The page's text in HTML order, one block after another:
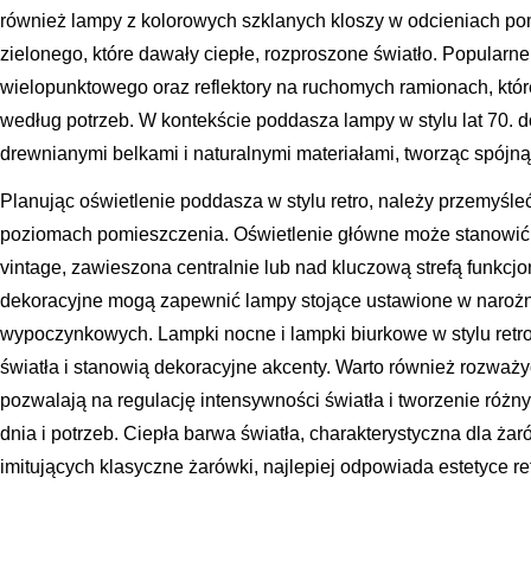
również lampy z kolorowych szklanych kloszy w odcieniach
zielonego, które dawały ciepłe, rozproszone światło.
wielopunktowego oraz reflektory na ruchomych ramionach,
według potrzeb. W kontekście poddasza lampy w stylu lat 70.
drewnianymi belkami i naturalnymi materiałami, tworząc
Planując oświetlenie poddasza w stylu retro, należy
poziomach pomieszczenia. Oświetlenie główne może
vintage, zawieszona centralnie lub nad kluczową strefą
dekoracyjne mogą zapewnić lampy stojące ustawione w
wypoczynkowych. Lampki nocne i lampki biurkowe w stylu
światła i stanowią dekoracyjne akcenty. Warto również
pozwalają na regulację intensywności światła i tworzenie
dnia i potrzeb. Ciepła barwa światła, charakterystyczna dla
imitujących klasyczne żarówki, najlepiej odpowiada estetyce